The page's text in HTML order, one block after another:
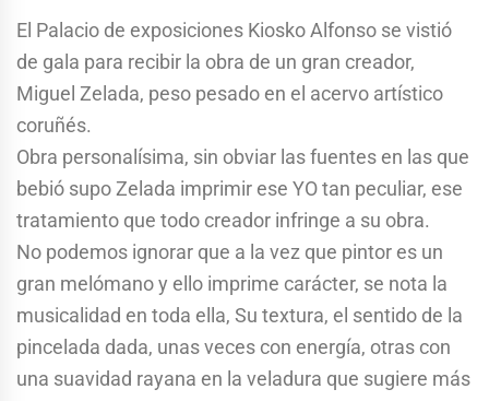
El Palacio de exposiciones Kiosko Alfonso se vistió
de gala para recibir la obra de un gran creador,
Miguel Zelada, peso pesado en el acervo artístico
coruñés.
Obra personalísima, sin obviar las fuentes en las que
bebió supo Zelada imprimir ese YO tan peculiar, ese
tratamiento que todo creador infringe a su obra.
No podemos ignorar que a la vez que pintor es un
gran melómano y ello imprime carácter, se nota la
musicalidad en toda ella, Su textura, el sentido de la
pincelada dada, unas veces con energía, otras con
una suavidad rayana en la veladura que sugiere más